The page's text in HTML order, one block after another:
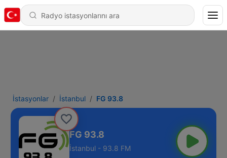
İstasyonlar İstanbul FG 93.8
FG 93.8
İstanbul - 93.8 FM